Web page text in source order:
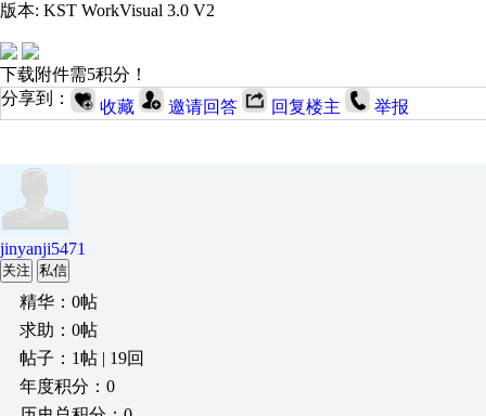
版本: KST WorkVisual 3.0 V2
下载附件需5积分！
分享到：
收藏 邀请回答 回复楼主 举报
jinyanji5471
关注 私信
精华：0帖
求助：0帖
帖子：1帖 | 19回
年度积分：0